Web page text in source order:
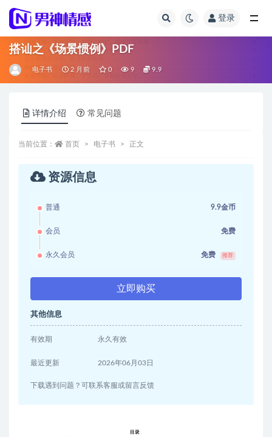
登录
搭讪之《场景惯例》PDF
电子书 2 月前 0 9 9.9
详情介绍 常见问题
当前位置： 首页 电子书 正文
资源信息
普通 9.9金币
会员 免费
永久会员 免费 推荐
立即购买
其他信息
有效期 永久有效
最近更新 2026年06月03日
下载遇到问题？可联系客服或留言反馈